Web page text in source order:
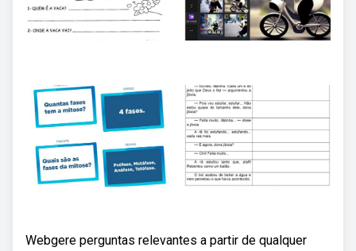
Webgere perguntas relevantes a partir de qualquer